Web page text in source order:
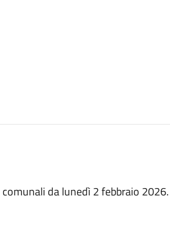
da lunedì 2 febbraio 2026.